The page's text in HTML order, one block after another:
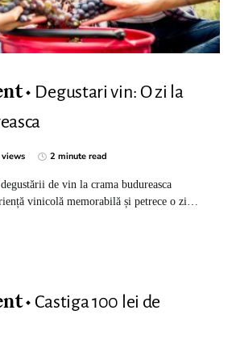
Degustari vin: O zi la
2 minute read
de vin la crama budureasca
vinicolă memorabilă și petrece o zi…
Castiga 100 lei de